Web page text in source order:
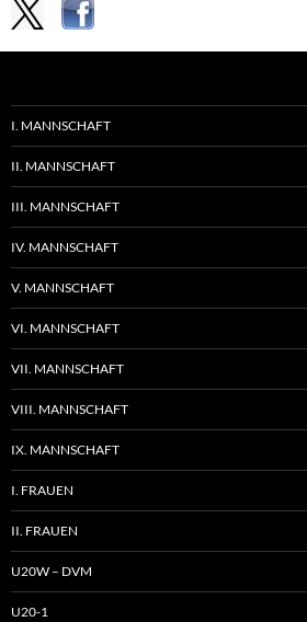
I. MANNSCHAFT
II. MANNSCHAFT
III. MANNSCHAFT
IV. MANNSCHAFT
V. MANNSCHAFT
VI. MANNSCHAFT
VII. MANNSCHAFT
VIII. MANNSCHAFT
IX. MANNSCHAFT
I. FRAUEN
II. FRAUEN
U20W – DVM
U20-1